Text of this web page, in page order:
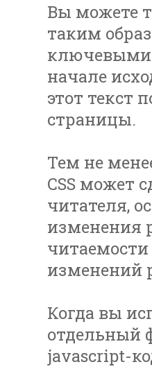
Вы можете
таким
ключевыми
начале
этот текст
страницы.
Тем не
CSS может
читателя,
изменения
изменений
Когда вы
отдельный
javascript-